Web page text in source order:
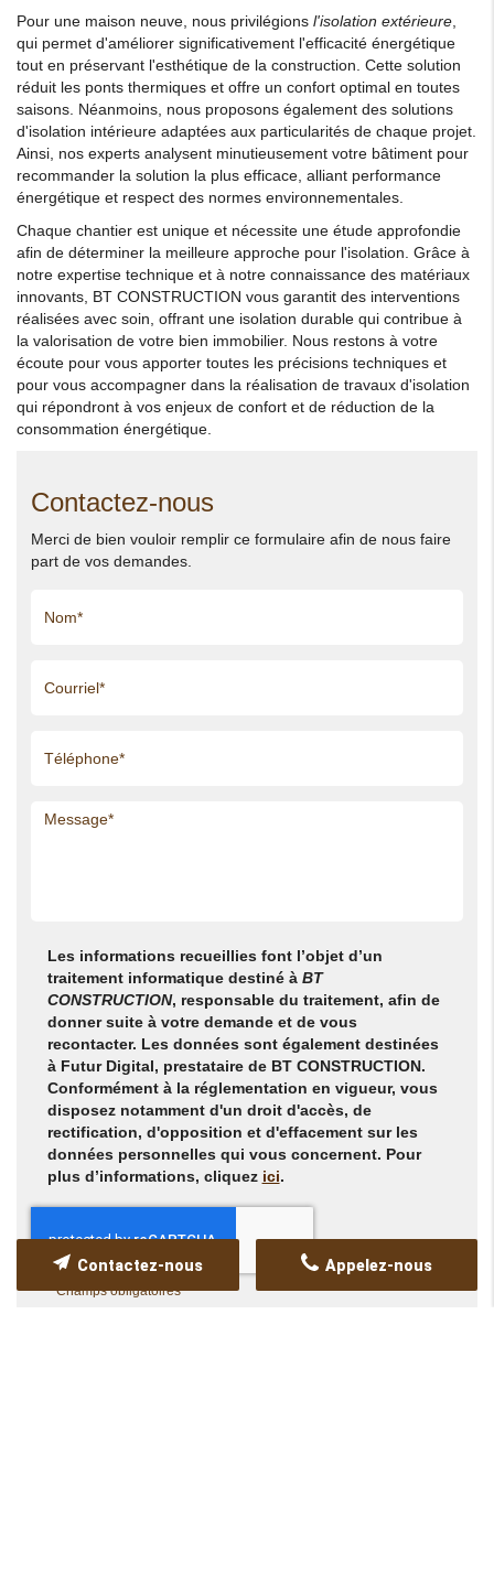
Pour une maison neuve, nous privilégions l'isolation extérieure
qui permet d'améliorer significativement l'efficacité énergétique
tout en préservant l'esthétique de la construction. Cette solution
réduit les ponts thermiques et offre un confort optimal en toutes
saisons. Néanmoins, nous proposons également des solutions
d'isolation intérieure adaptées aux particularités de chaque projet.
Ainsi, nos experts analysent minutieusement votre bâtiment pour
recommander la solution la plus efficace, alliant performance
énergétique et respect des normes environnementales.
Chaque chantier est unique et nécessite une étude approfondie
afin de déterminer la meilleure approche pour l'isolation. Grâce à
notre expertise technique et à notre connaissance des matériaux
innovants, BT CONSTRUCTION vous garantit des interventions
réalisées avec soin, offrant une isolation durable qui contribue à
la valorisation de votre bien immobilier. Nous restons à votre
écoute pour vous apporter toutes les précisions techniques et
pour vous accompagner dans la réalisation de travaux d'isolation
qui répondront à vos enjeux de confort et de réduction de la
consommation énergétique.
Contactez-nous
Merci de bien vouloir remplir ce formulaire afin de nous faire
part de vos demandes.
Les informations recueillies font l’objet d’un
traitement informatique destiné àBT
CONSTRUCTION, responsable du traitement, afin de
donner suite à votre demande et de vous
recontacter. Les données sont également destinées
à Futur Digital, prestataire de BT CONSTRUCTION.
Conformément à la réglementation en vigueur, vous
disposez notamment d'un droit d'accès, de
rectification, d'opposition et d'effacement sur les
données personnelles qui vous concernent. Pour
plus d’informations, cliquez ici.
*Champs obligatoires
Appelez-nous
Contactez-nous